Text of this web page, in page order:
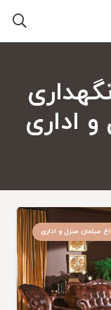
و اداری
مبلمان منزل و اداری